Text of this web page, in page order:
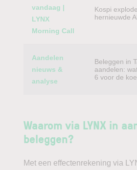
vandaag |
LYNX
Morning Call
Kospi
hernieuwde
Aandelen
nieuws &
analyse
Beleggen in
aandelen:
6 voor de
Waarom via LYNX in
beleggen?
Met een effectenrekening via